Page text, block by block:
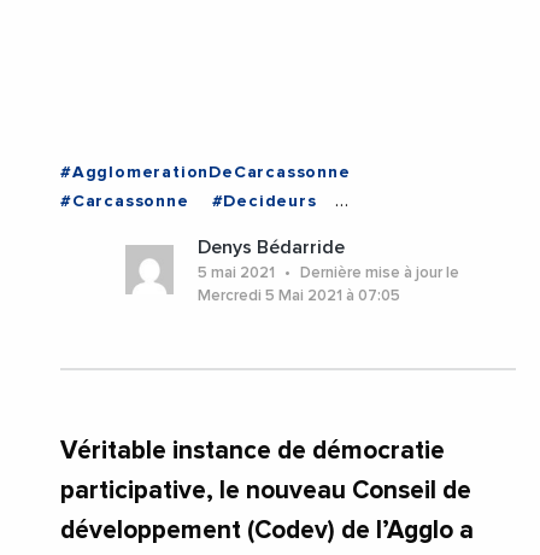
#AgglomerationDeCarcassonne
#Carcassonne
#Decideurs
#Occitanie
#Carcassonne #Occitanie
Denys Bédarride
5 mai 2021
Dernière mise à jour le
Mercredi 5 Mai 2021 à 07:05
Véritable instance de démocratie
participative, le nouveau Conseil de
développement (Codev) de l’Agglo a